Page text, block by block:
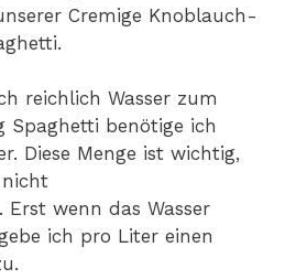
Cremige Knoblauch-
reichlich Wasser zum
Spaghetti benötige ich
Diese Menge ist wichtig,
Erst wenn das Wasser
ich pro Liter einen